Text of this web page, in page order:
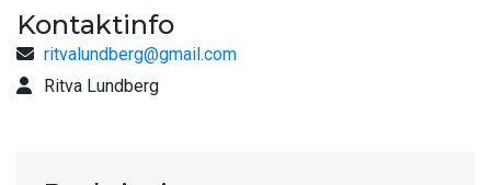
Kontaktinfo
ritvalundberg@gmail.com
Ritva Lundberg